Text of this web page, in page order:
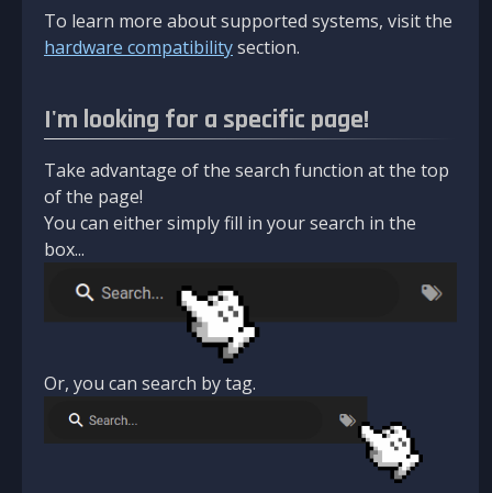
To learn more about supported systems, visit the
hardware compatibilitysection.
I'm looking for a specific page!
Take advantage of the search function at the top
of the page!
You can either simply fill in your search in the
box...
Or, you can search by tag.